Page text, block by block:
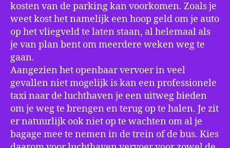
kosten van de parking kan voorkomen. Zoals je
weet kost het namelijk een hoop geld om je auto
op het vliegveld te laten staan, al helemaal als
je van plan bent om meerdere weken weg te
gaan.
Aangezien het openbaar vervoer in veel
gevallen niet mogelijk is kan een professionele
taxi naar de luchthaven je een uitweg bieden
om je weg te brengen en terug op te halen. Je zit
er natuurlijk ook niet op te wachten om al je
bagage mee te nemen in de trein of de bus. Kies